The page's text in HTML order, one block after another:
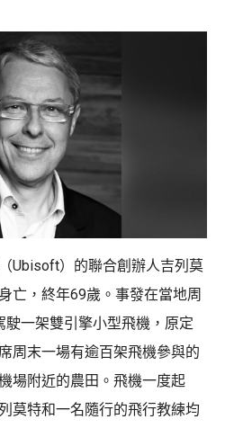
Ubisoft）的聯合創辦人吉列莫
亡，終年69歲。事發在當地周
駛一架雙引擎小型飛機，原定
周末一場有逾百架飛機參與的
場附近的農田。飛機一度起
莫特和一名隨行的飛行教練均